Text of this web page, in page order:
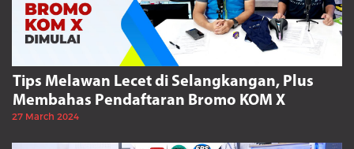
Tips Melawan Lecet di Selangkangan, Plus
Membahas Pendaftaran Bromo KOM X
27 March 2024